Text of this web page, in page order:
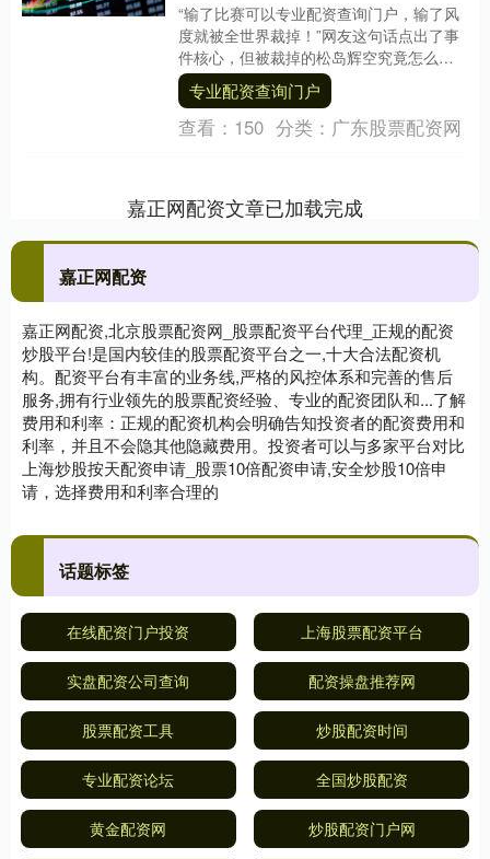
“输了比赛可以专业配资查询门户，输了风
度就被全世界裁掉！”网友这句话点出了事
件核心，但被裁掉的松岛辉空究竟怎么
想？时隔数日，当事人首次打破沉默。
2026年4月....
专业配资查询门户
查看： 150 分类： 广东股票配资网
嘉正网配资文章已加载完成
嘉正网配资
嘉正网配资,北京股票配资网_股票配资平台代理_正规的配资
炒股平台!是国内较佳的股票配资平台之一,十大合法配资机
构。配资平台有丰富的业务线,严格的风控体系和完善的售后
服务,拥有行业领先的股票配资经验、专业的配资团队和...了解
费用和利率：正规的配资机构会明确告知投资者的配资费用和
利率，并且不会隐其他隐藏费用。投资者可以与多家平台对比
上海炒股按天配资申请_股票10倍配资申请,安全炒股10倍申
请，选择费用和利率合理的
话题标签
在线配资门户投资 上海股票配资平台
实盘配资公司查询 配资操盘推荐网
股票配资工具 炒股配资时间
专业配资论坛 全国炒股配资
黄金配资网 炒股配资门户网